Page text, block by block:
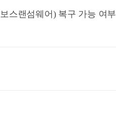
스랜섬웨어) 복구 가능 여부